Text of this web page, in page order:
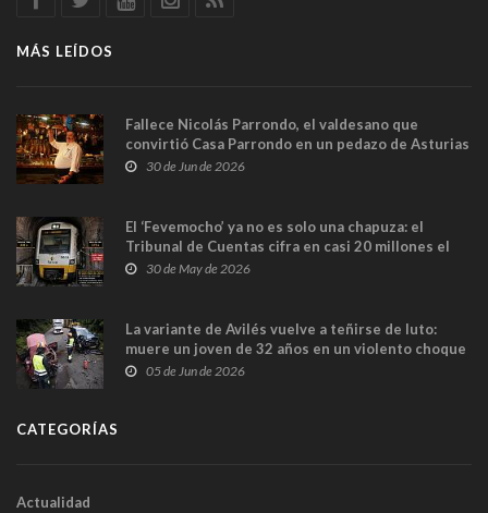
MÁS LEÍDOS
Fallece Nicolás Parrondo, el valdesano que
convirtió Casa Parrondo en un pedazo de Asturias
en Madrid
30 de Jun de 2026
El ‘Fevemocho’ ya no es solo una chapuza: el
Tribunal de Cuentas cifra en casi 20 millones el
sobrecoste de los trenes que no cabían por los
30 de May de 2026
La variante de Avilés vuelve a teñirse de luto:
muere un joven de 32 años en un violento choque
frontal
05 de Jun de 2026
CATEGORÍAS
Actualidad